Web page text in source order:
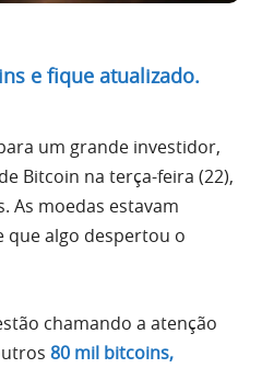
e fique atualizado.
um grande investidor,
Bitcoin na terça-feira (22),
As moedas estavam
que algo despertou o
chamando a atenção
80 mil bitcoins,